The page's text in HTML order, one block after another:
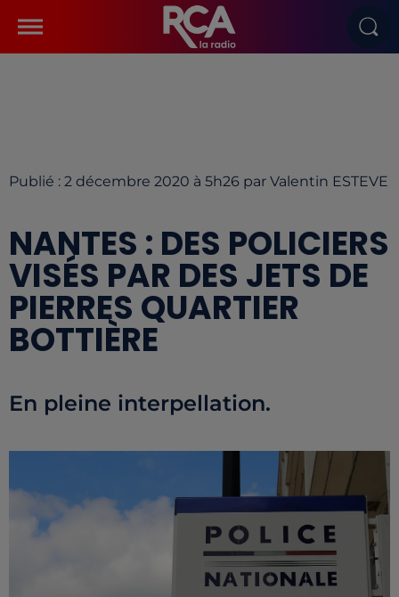
Publié : 2 décembre 2020 à 5h26 par Valentin ESTEVE
NANTES : DES POLICIERS
VISÉS PAR DES JETS DE
PIERRES QUARTIER
BOTTIÈRE
En pleine interpellation.